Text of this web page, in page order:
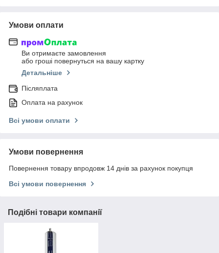
Умови оплати
Ви отримаєте замовлення
або гроші повернуться на вашу картку
Детальніше
Післяплата
Оплата на рахунок
Всі умови оплати
Умови повернення
Повернення товару впродовж 14 днів за рахунок покупця
Всі умови повернення
Подібні товари компанії